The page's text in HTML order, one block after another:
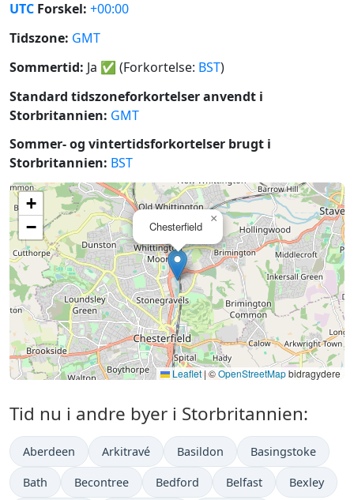
UTC Forskel: +00:00
Tidszone: GMT
Sommertid: Ja ✅ (Forkortelse: BST)
Standard tidszoneforkortelser anvendt i
Storbritannien: GMT
Sommer- og vintertidsforkortelser brugt i
Storbritannien: BST
Chesterfield
×
+
−
Leaflet|©OpenStreetMapbidragydere
Tid nu i andre byer i Storbritannien:
Aberdeen Arkitravé Basildon Basingstoke
Bath Becontree Bedford Belfast Bexley